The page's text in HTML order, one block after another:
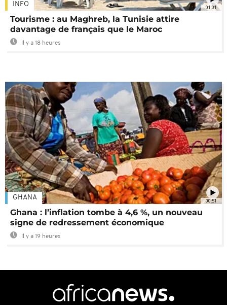
01:01
INFO
Tourisme : au Maghreb, la Tunisie attire
davantage de français que le Maroc
Il y a 18 heures
00:51
GHANA
Ghana : l’inflation tombe à 4,6 %, un nouveau
signe de redressement économique
Il y a 19 heures